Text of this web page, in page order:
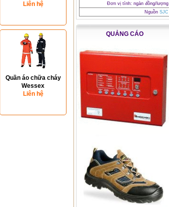
Liên hệ
Quần áo chữa cháy
Wessex
Liên hệ
Đơn vị tính: ngàn đồng/lượng
Nguồn SJC
QUẢNG CÁO